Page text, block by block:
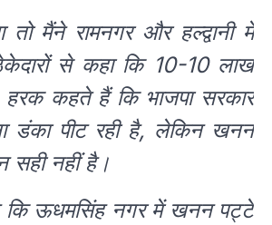
मैंने रामनगर और हल्द्वानी में
से कहा कि 10-10 लाख
कहते हैं कि भाजपा सरकार
डंका पीट रही है, लेकिन खनन
नहीं है।
कि ऊधमसिंह नगर में खनन पट्टे